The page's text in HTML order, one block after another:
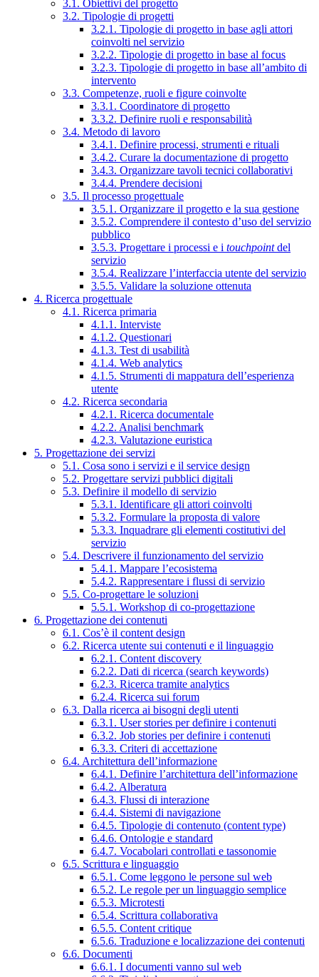
3.1. Obiettivi del progetto
3.2. Tipologie di progetti
3.2.1. Tipologie di progetto in base agli attori
coinvolti nel servizio
3.2.2. Tipologie di progetto in base al focus
3.2.3. Tipologie di progetto in base all’ambito di
intervento
3.3. Competenze, ruoli e figure coinvolte
3.3.1. Coordinatore di progetto
3.3.2. Definire ruoli e responsabilità
3.4. Metodo di lavoro
3.4.1. Definire processi, strumenti e rituali
3.4.2. Curare la documentazione di progetto
3.4.3. Organizzare tavoli tecnici collaborativi
3.4.4. Prendere decisioni
3.5. Il processo progettuale
3.5.1. Organizzare il progetto e la sua gestione
3.5.2. Comprendere il contesto d’uso del servizio
pubblico
3.5.3. Progettare i processi e i touchpointdel
servizio
3.5.4. Realizzare l’interfaccia utente del servizio
3.5.5. Validare la soluzione ottenuta
4. Ricerca progettuale
4.1. Ricerca primaria
4.1.1. Interviste
4.1.2. Questionari
4.1.3. Test di usabilità
4.1.4. Web analytics
4.1.5. Strumenti di mappatura dell’esperienza
utente
4.2. Ricerca secondaria
4.2.1. Ricerca documentale
4.2.2. Analisi benchmark
4.2.3. Valutazione euristica
5. Progettazione dei servizi
5.1. Cosa sono i servizi e il service design
5.2. Progettare servizi pubblici digitali
5.3. Definire il modello di servizio
5.3.1. Identificare gli attori coinvolti
5.3.2. Formulare la proposta di valore
5.3.3. Inquadrare gli elementi costitutivi del
servizio
5.4. Descrivere il funzionamento del servizio
5.4.1. Mappare l’ecosistema
5.4.2. Rappresentare i flussi di servizio
5.5. Co-progettare le soluzioni
5.5.1. Workshop di co-progettazione
6. Progettazione dei contenuti
6.1. Cos’è il content design
6.2. Ricerca utente sui contenuti e il linguaggio
6.2.1. Content discovery
6.2.2. Dati di ricerca (search keywords)
6.2.3. Ricerca tramite analytics
6.2.4. Ricerca sui forum
6.3. Dalla ricerca ai bisogni degli utenti
6.3.1. User stories per definire i contenuti
6.3.2. Job stories per definire i contenuti
6.3.3. Criteri di accettazione
6.4. Architettura dell’informazione
6.4.1. Definire l’architettura dell’informazione
6.4.2. Alberatura
6.4.3. Flussi di interazione
6.4.4. Sistemi di navigazione
6.4.5. Tipologie di contenuto (content type)
6.4.6. Ontologie e standard
6.4.7. Vocabolari controllati e tassonomie
6.5. Scrittura e linguaggio
6.5.1. Come leggono le persone sul web
6.5.2. Le regole per un linguaggio semplice
6.5.3. Microtesti
6.5.4. Scrittura collaborativa
6.5.5. Content critique
6.5.6. Traduzione e localizzazione dei contenuti
6.6. Documenti
6.6.1. I documenti vanno sul web